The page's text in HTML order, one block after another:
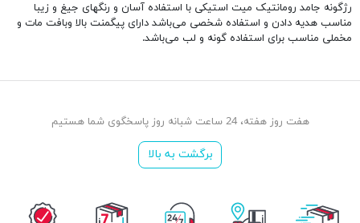
رژگونه جامد رومانتیک میت استیکی با استفاده آسان و رنگهای جیغ و زیبا
مناسب هدیه دادن و استفاده شخصی می‌باشد دارای پیگمنت بالا وبافت مات و
مخملی مناسب برای استفاده گونه و لب می‌باشد.
هفت روز هفته، 24 ساعت شبانه روز پاسخگوی شما هستیم
برگشت به بالا